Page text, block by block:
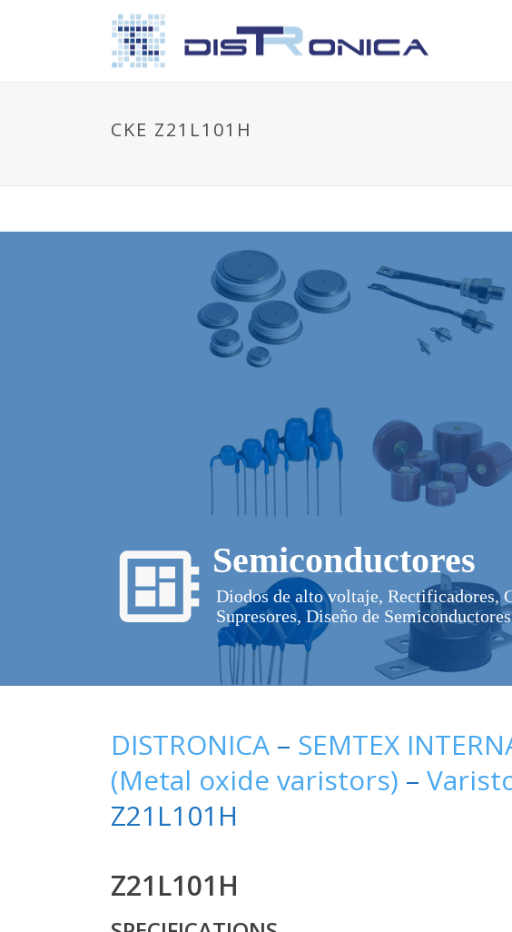
CKE Z21L101H
Semiconductores
Diodos de alto voltaje, Rectificadores,
Supresores, Diseño de
DISTRONICA – SEMTEX
(Metal oxide varistors) –
Z21L101H
Z21L101H